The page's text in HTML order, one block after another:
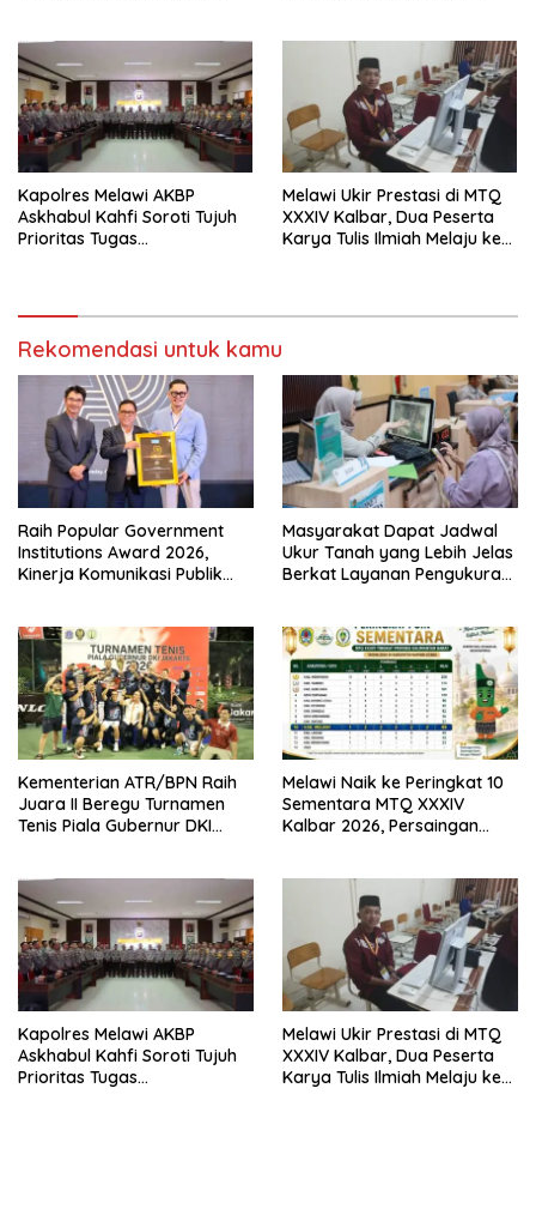
Kapolres Melawi AKBP
Askhabul Kahfi Soroti Tujuh
Prioritas Tugas
Melawi Ukir Prestasi di MTQ
XXXIV Kalbar, Dua Peserta
Karya Tulis Ilmiah Melaju ke
Rekomendasi untuk kamu
Raih Popular Government
Institutions Award 2026,
Kinerja Komunikasi Publik
Masyarakat Dapat Jadwal
Ukur Tanah yang Lebih Jelas
Berkat Layanan Pengukuran
Kementerian ATR/BPN Raih
Juara II Beregu Turnamen
Tenis Piala Gubernur DKI
Melawi Naik ke Peringkat 10
Sementara MTQ XXXIV
Kalbar 2026, Persaingan
Kapolres Melawi AKBP
Askhabul Kahfi Soroti Tujuh
Prioritas Tugas
Melawi Ukir Prestasi di MTQ
XXXIV Kalbar, Dua Peserta
Karya Tulis Ilmiah Melaju ke